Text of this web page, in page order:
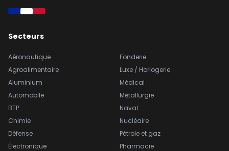
Secteurs
Aéronautique
Agroalimentaire
Aluminium
Automobile
BTP
Chimie
Défense
Électronique
Fonderie
Luxe / Horlogerie
Médical
Métallurgie
Naval
Nucléaire
Pétrole et gaz
Pharmacie